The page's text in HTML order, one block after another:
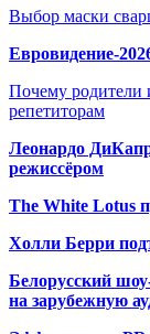
Выбор маски
Евровидение-
Почему родители
репетиторам
Леонардо
режиссёром
The White Lotus
Холли Берри
Белорусский
на зарубежную